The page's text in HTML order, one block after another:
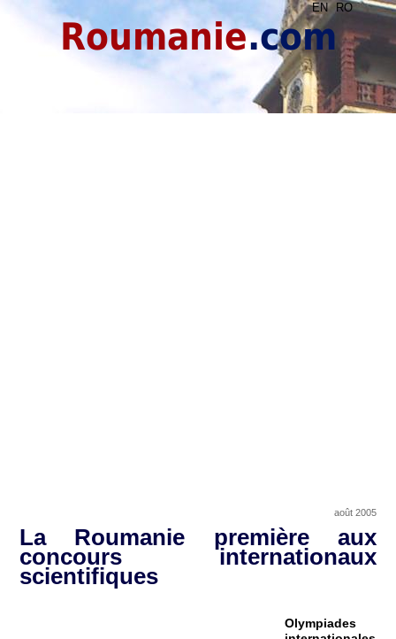
EN RO
Roumanie.com
août 2005
La Roumanie première aux
concours internationaux
scientifiques
Olympiades